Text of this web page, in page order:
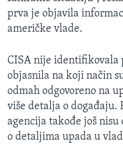
prva je objavila
američke vlade.
CISA nije identifikovala
objasnila na koji način
odmah odgovoreno na
više detalja o događaju.
agencija takođe još
o detaljima upada u